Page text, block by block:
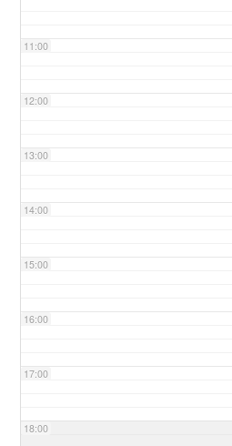
11:00
12:00
13:00
14:00
15:00
16:00
17:00
18:00